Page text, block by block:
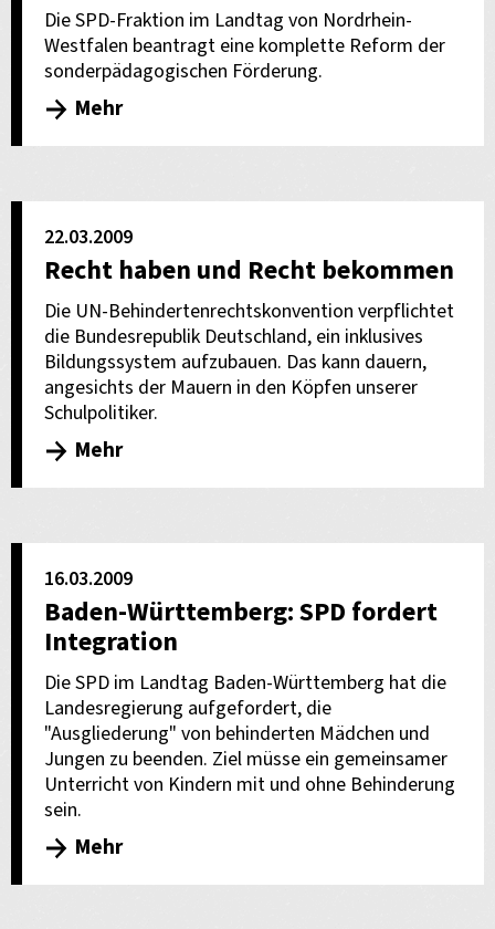
Die SPD-Fraktion im Landtag von Nordrhein-
Westfalen beantragt eine komplette Reform der
sonderpädagogischen Förderung.
Mehr
22.03.2009
Recht haben und Recht bekommen
Die UN-Behindertenrechtskonvention verpflichtet
die Bundesrepublik Deutschland, ein inklusives
Bildungssystem aufzubauen. Das kann dauern,
angesichts der Mauern in den Köpfen unserer
Schulpolitiker.
Mehr
16.03.2009
Baden-Württemberg: SPD fordert
Integration
Die SPD im Landtag Baden-Württemberg hat die
Landesregierung aufgefordert, die
"Ausgliederung" von behinderten Mädchen und
Jungen zu beenden. Ziel müsse ein gemeinsamer
Unterricht von Kindern mit und ohne Behinderung
sein.
Mehr